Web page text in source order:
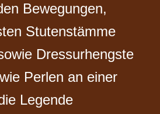
Bewegungen,
Stutenstämme
Dressurhengste
Perlen an einer
Legende